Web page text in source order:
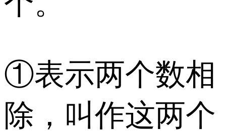
①表示两个数相
除，叫作这两个